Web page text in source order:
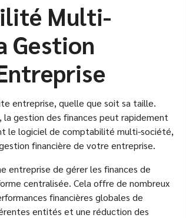
Multi-
Gestion
entreprise, quelle que soit sa taille.
gestion des finances peut rapidement
le logiciel de comptabilité multi-société,
financière de votre entreprise.
entreprise de gérer les finances de
centralisée. Cela offre de nombreux
financières globales de
entités et une réduction des